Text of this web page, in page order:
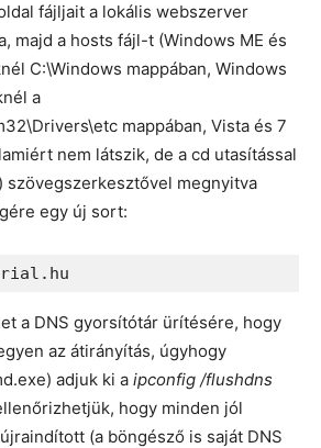
fájljait a lokális webszerver
majd a hosts fájl-t (Windows ME és
C:\Windows mappában, Windows
a
mappában, Vista és 7
nem látszik, de a cd utasítással
szövegszerkesztővel megnyitva
egy új sort:
a DNS gyorsítótár ürítésére, hogy
az átirányítás, úgyhogy
adjuk ki a ipconfig /flushdns
hogy minden jól
(a böngésző is saját DNS